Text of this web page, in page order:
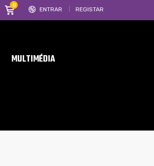
ENTRAR REGISTAR
0
MULTIMÉDIA